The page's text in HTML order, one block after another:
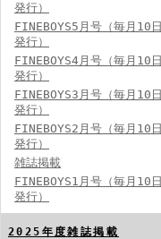
FINEBOYS2024年9月号
FINEBOYS2024年8月号
発行）
FINEBOYS5月号（毎月10日
発行）
FINEBOYS4月号（毎月10日
発行）
FINEBOYS3月号（毎月10日
発行）
FINEBOYS2月号（毎月10日
発行）
雑誌掲載
FINEBOYS1月号（毎月10日
発行）
2025年度雑誌掲載